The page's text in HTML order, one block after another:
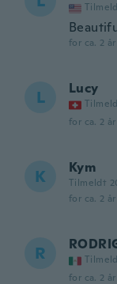
for ca. 2
L Lucy
for ca. 2
K Kym
Tilmeldt
for ca. 2
R
for ca. 2